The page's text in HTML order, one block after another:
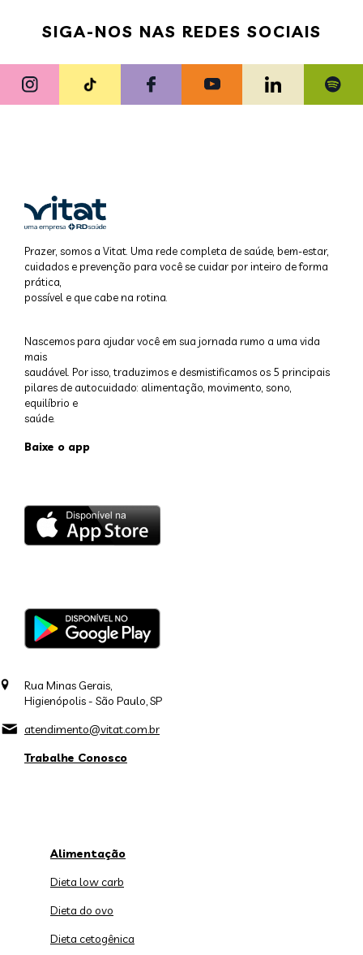
SIGA-NOS NAS REDES SOCIAIS
Prazer, somos a Vitat. Uma rede completa de saúde, bem-estar,
cuidados e prevenção para você se cuidar por inteiro de forma
prática,
possível e que cabe na rotina.
Nascemos para ajudar você em sua jornada rumo a uma vida
mais
saudável. Por isso, traduzimos e desmistificamos os 5 principais
pilares de autocuidado: alimentação, movimento, sono,
equilíbrio e
saúde.
Baixe o app
Rua Minas Gerais,
Higienópolis - São Paulo, SP
atendimento@vitat.com.br
Trabalhe Conosco
Alimentação
Dieta low carb
Dieta do ovo
Dieta cetogênica